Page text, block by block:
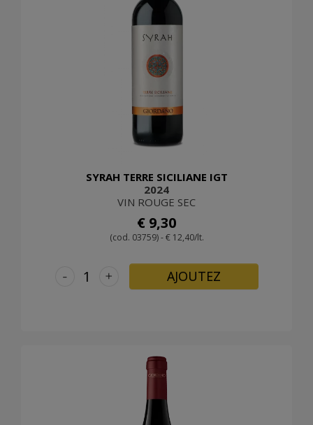
SYRAH TERRE SICILIANE IGT
2024
VIN ROUGE SEC
€ 9,30
(cod. 03759) - € 12,40/lt.
+
- AJOUTEZ